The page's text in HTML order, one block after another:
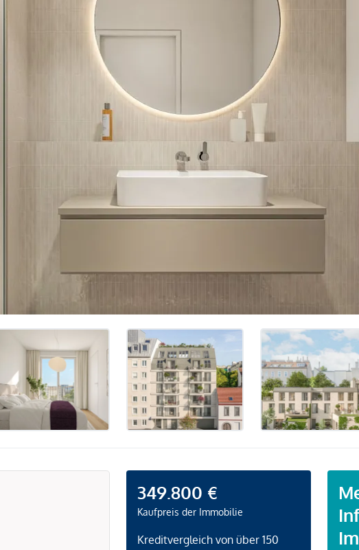
349.800 €
Kaufpreis der Immobilie
Kreditvergleich von über 150